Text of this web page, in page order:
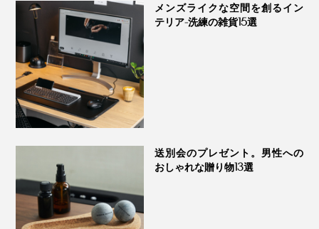
メンズライクな空間を創るイン
テリア-洗練の雑貨15選
送別会のプレゼント。男性への
おしゃれな贈り物13選